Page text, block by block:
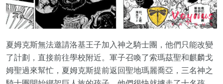
夏姆克斯無法邀請洛基王子加入神之騎士團，他們只能改變
了計劃，直接前往學校附近。軍子召喚了索瑪茲聖和麒麟戈
姆聖過來幫忙，夏姆克斯提前返回聖地瑪麗喬亞，三名神之